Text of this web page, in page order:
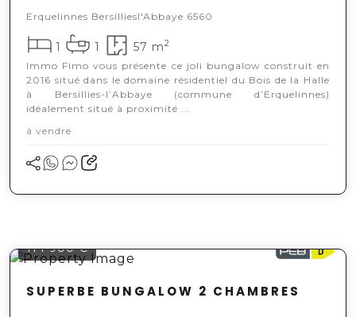
Erquelinnes Bersilliesl'Abbaye 6560
1 1 57 m2
Immo Fimo vous présente ce joli bungalow construit en
2016 situé dans le domaine résidentiel du Bois de la Halle
à Bersillies-l’Abbaye (commune d’Erquelinnes)
idéalement situé à proximité ...
à vendre
114 900 €
SUPERBE BUNGALOW 2 CHAMBRES